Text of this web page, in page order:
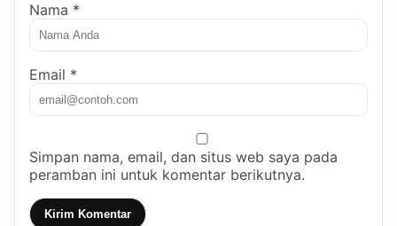
Nama *
Email *
Simpan nama, email, dan situs web saya pada
peramban ini untuk komentar berikutnya.
Kirim Komentar